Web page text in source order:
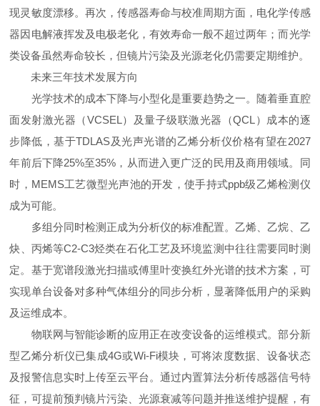
现灵敏度漂移。再次，传感器寿命与校准周期方面，电化学传感
器因电解液挥发及电极老化，有效寿命一般不超过两年；而光学
类设备虽然寿命较长，但镜片污染及光源老化仍需要定期维护。
未来三年技术发展方向
光学技术的成本下降与小型化是重要趋势之一。随着垂直腔
面发射激光器（VCSEL）及量子级联激光器（QCL）成本的逐
步降低，基于TDLAS及光声光谱的乙烯分析仪价格有望在2027
年前后下降25%至35%，从而进入更广泛的民用及商用领域。同
时，MEMS工艺微型光声池的开发，使手持式ppb级乙烯检测仪
成为可能。
多组分同时检测正成为分析仪的标准配置。乙烯、乙烷、乙
炔、丙烯等C2-C3烃类在石化工艺及环境监测中往往需要同时测
定。基于宽谱段激光扫描或傅里叶变换红外光谱的技术方案，可
实现单台设备对多种气体组分的同步分析，显著降低用户的采购
及运维成本。
物联网与智能诊断的应用正在改变设备的运维模式。部分新
型乙烯分析仪已集成4G或Wi-Fi模块，可将浓度数据、设备状态
及报警信息实时上传至云平台。通过内置算法分析传感器信号特
征，可提前预判镜片污染、光源衰减等问题并推送维护提醒，有